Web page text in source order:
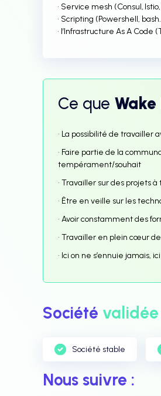
• Service mesh (Consul,
• Scripting (Powershell,
• l’Infrastructure As A Code
Ce que Wake
• La possibilité de travailler
• Faire partie de la
tempérament/souhait
• Travailler sur des projets
• Être en veille sur les
• Avoir constamment des
• Travailler en plein cœur
• Ici on ne s’ennuie jamais,
Société validée
Société stable
Nous suivre :